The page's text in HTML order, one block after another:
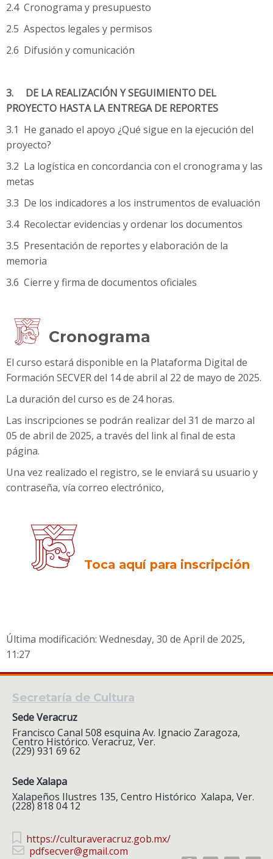
2.4 Cronograma y presupuesto
2.5 Aspectos legales y permisos
2.6 Difusión y comunicación
3. DE LA REALIZACIÓN Y SEGUIMIENTO DEL
PROYECTO HASTA LA ENTREGA DE REPORTES
3.1 He ganado el apoyo ¿Qué sigue en la ejecución del
proyecto?
3.2 La logística en concordancia con el cronograma y las
metas
3.3 De los indicadores a los instrumentos de evaluación
3.4 Recolectar evidencias y ordenar los documentos
3.5 Presentación de reportes y elaboración de la
memoria
3.6 Cierre y firma de documentos oficiales
Cronograma
El curso estará disponible en la Plataforma Digital de
Formación SECVER del 14 de abril al 22 de mayo de 2025.
La duración del curso es de 24 horas.
Las inscripciones se podrán realizar del 31 de marzo al
05 de abril de 2025, a través del link al final de esta
página.
Una vez realizado el registro, se le enviará su usuario y
contraseña, vía correo electrónico,
Toca aquí para inscripción
Última modificación: Wednesday, 30 de April de 2025,
11:27
Secretaría de Cultura
Sede Veracruz
Francisco Canal 508 esquina Av. Ignacio Zaragoza,
Centro Histórico. Veracruz, Ver.
(229) 931 69 62
Sede Xalapa
Xalapeños Ilustres 135, Centro Histórico Xalapa, Ver.
(228) 818 04 12
https://culturaveracruz.gob.mx/
pdfsecver@gmail.com